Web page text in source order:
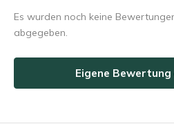
Es wurden noch keine
abgegeben.
Eigene